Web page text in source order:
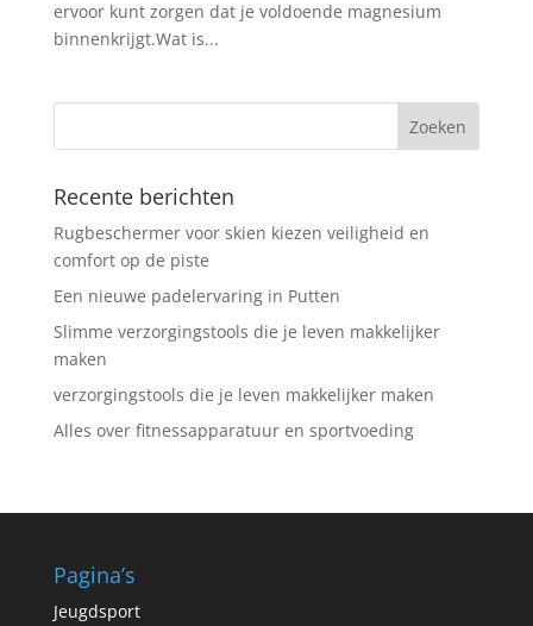
ervoor kunt zorgen dat je voldoende magnesium
binnenkrijgt.Wat is...
Recente berichten
Rugbeschermer voor skien kiezen veiligheid en
comfort op de piste
Een nieuwe padelervaring in Putten
Slimme verzorgingstools die je leven makkelijker
maken
verzorgingstools die je leven makkelijker maken
Alles over fitnessapparatuur en sportvoeding
Pagina’s
Jeugdsport